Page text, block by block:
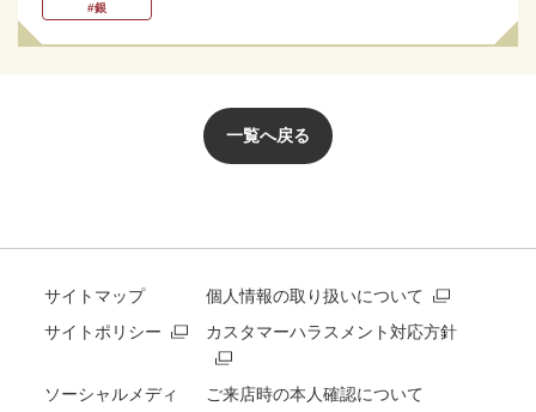
#銀
一覧へ戻る
サイトマップ
個人情報の取り扱いについて
サイトポリシー
カスタマーハラスメント対応方針
ソーシャルメディ
ご来店時の本人確認について